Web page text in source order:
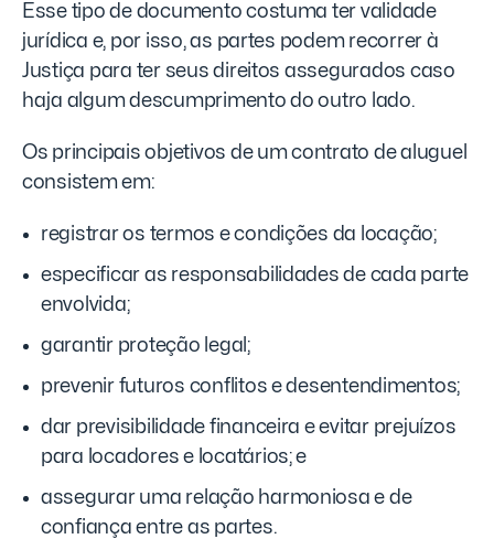
Esse tipo de documento costuma ter validade
jurídica e, por isso, as partes podem recorrer à
Justiça para ter seus direitos assegurados caso
haja algum descumprimento do outro lado.
Os principais objetivos de um contrato de aluguel
consistem em:
registrar os termos e condições da locação;
especificar as responsabilidades de cada parte
envolvida;
garantir proteção legal;
prevenir futuros conflitos e desentendimentos;
dar previsibilidade financeira e evitar prejuízos
para locadores e locatários; e
assegurar uma relação harmoniosa e de
confiança entre as partes.